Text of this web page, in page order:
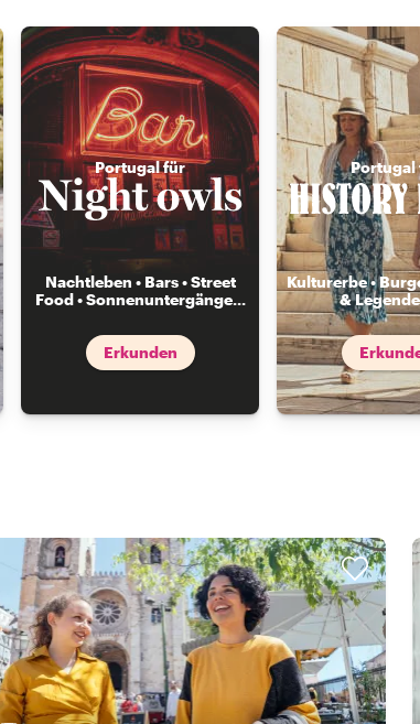
Portugal für
Nachtleben • Bars • Street
Food • Sonnenuntergänge...
Erkunden
Portugal
Kulturerbe •
&